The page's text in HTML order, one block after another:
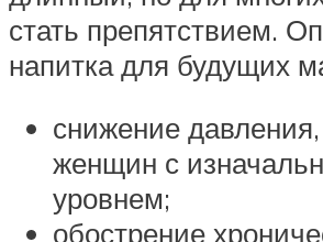
стать препятствием.
напитка для будущих
снижение
женщин с
уровнем;
обострение